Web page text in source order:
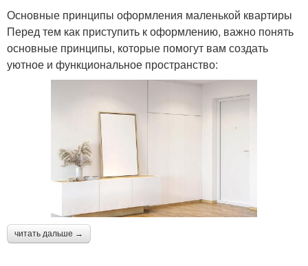
Основные принципы оформления маленькой квартиры
Перед тем как приступить к оформлению, важно понять
основные принципы, которые помогут вам создать
уютное и функциональное пространство:
читать дальше →